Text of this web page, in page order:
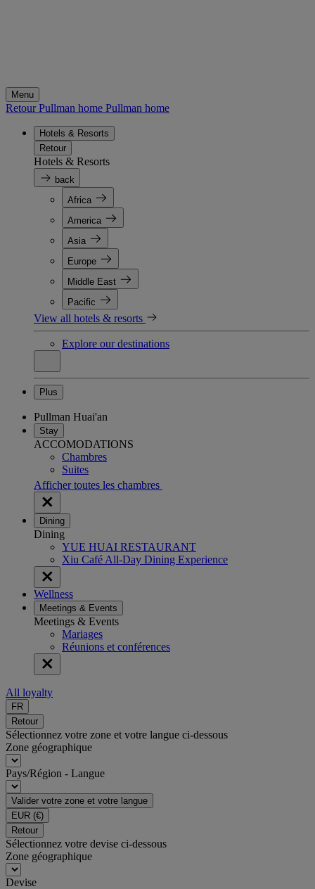
Menu
Retour Pullman home Pullman home
Hotels & Resorts
Retour
Hotels & Resorts
back
Africa
America
Asia
Europe
Middle East
Pacific
View all hotels & resorts
Explore our destinations
Plus
Pullman Huai'an
Stay
ACCOMODATIONS
Chambres
Suites
Afficher toutes les chambres
Dining
Dining
YUE HUAI RESTAURANT
Xiu Café All-Day Dining Experience
Wellness
Meetings & Events
Meetings & Events
Mariages
Réunions et conférences
All loyalty
FR
Retour
Sélectionnez votre zone et votre langue ci-dessous
Zone géographique
Pays/Région - Langue
Valider votre zone et votre langue
EUR (€)
Retour
Sélectionnez votre devise ci-dessous
Zone géographique
Devise